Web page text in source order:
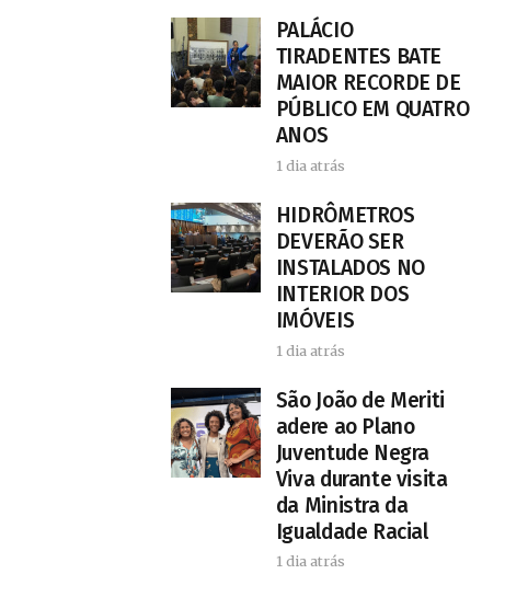
PALÁCIO
TIRADENTES BATE
MAIOR RECORDE DE
PÚBLICO EM QUATRO
ANOS
1 dia atrás
HIDRÔMETROS
DEVERÃO SER
INSTALADOS NO
INTERIOR DOS
IMÓVEIS
1 dia atrás
São João de Meriti
adere ao Plano
Juventude Negra
Viva durante visita
da Ministra da
Igualdade Racial
1 dia atrás